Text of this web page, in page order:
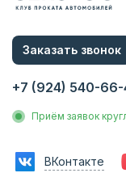
О компании
Контакты
Аренда без
Трансфер на
Трансфер в
Франшиза
Фотосессии с
Заказать звонок
+7 (924) 540-66-
Приём заявок
ВКонтакте